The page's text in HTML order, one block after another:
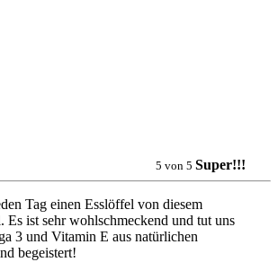
5 von 5 Super!!!
Tag einen Esslöffel von diesem
Es ist sehr wohlschmeckend und tut uns
3 und Vitamin E aus natürlichen
begeistert!